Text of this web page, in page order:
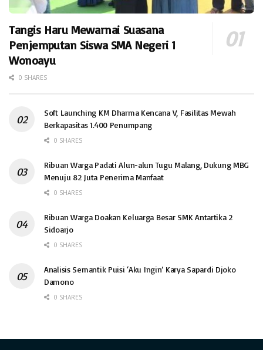
Tangis Haru Mewarnai Suasana
Penjemputan Siswa SMA Negeri 1
Wonoayu
0 SHARES
Soft Launching KM Dharma Kencana V, Fasilitas Mewah
Berkapasitas 1.400 Penumpang
0 SHARES
Ribuan Warga Padati Alun-alun Tugu Malang, Dukung MBG
Menuju 82 Juta Penerima Manfaat
0 SHARES
Ribuan Warga Doakan Keluarga Besar SMK Antartika 2
Sidoarjo
0 SHARES
Analisis Semantik Puisi ‘Aku Ingin’ Karya Sapardi Djoko
Damono
0 SHARES